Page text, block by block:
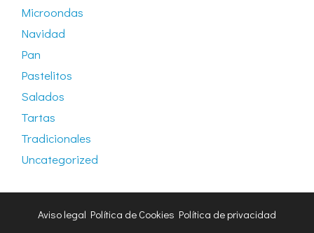
Microondas
Navidad
Pan
Pastelitos
Salados
Tartas
Tradicionales
Uncategorized
Aviso legal Política de Cookies Política de privacidad